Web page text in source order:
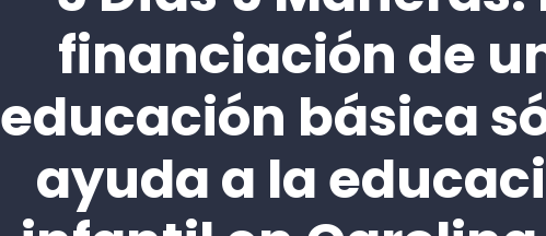
financiación de
educación básica
ayuda a la